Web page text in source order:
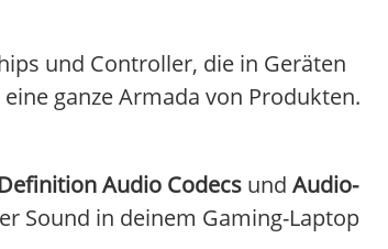
und Controller, die in Geräten
ganze Armada von Produkten.
Audio Codecs und Audio-
Sound in deinem Gaming-Laptop